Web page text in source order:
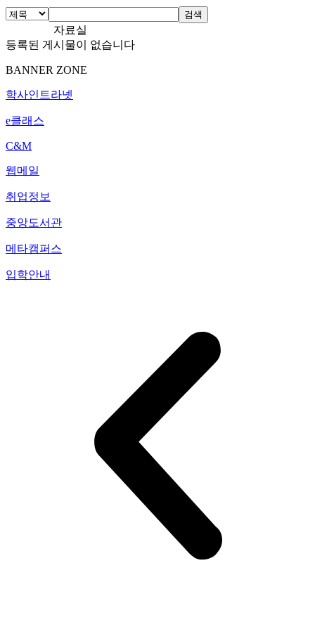
검색
자료실
등록된 게시물이 없습니다
BANNER ZONE
학사인트라넷
e클래스
C&M
웹메일
취업정보
중앙도서관
메타캠퍼스
입학안내